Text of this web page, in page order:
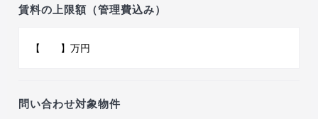
賃料の上限額（管理費込み）
問い合わせ対象物件